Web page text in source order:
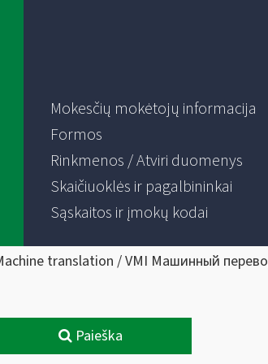
Mokesčių mokėtojų informacija
Formos
Rinkmenos / Atviri duomenys
Skaičiuoklės ir pagalbininkai
Sąskaitos ir įmokų kodai
translation / VMI Машинный
Paieška